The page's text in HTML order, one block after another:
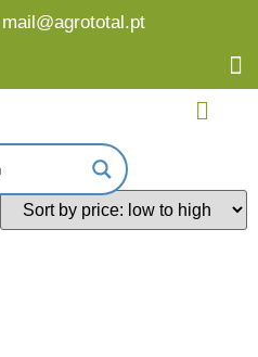
mail@agrototal.pt